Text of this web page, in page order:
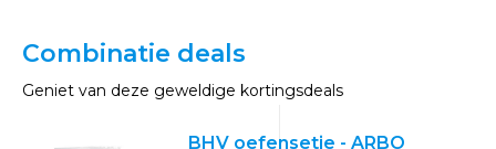
Combinatie deals
Geniet van deze geweldige kortingsdeals
BHV oefensetje - ARBO